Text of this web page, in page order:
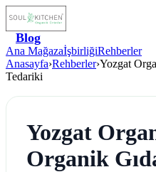
Blog
Ana MağazaİşbirliğiRehberler
Anasayfa›Rehberler›Yozgat
Tedariki
Yozgat
Organik